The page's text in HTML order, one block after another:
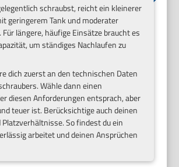
schraubst, reicht ein kleinerer
geringerem Tank und moderater
längere, häufige Einsätze braucht es
um ständiges Nachlaufen zu
dich zuerst an den technischen Daten
Wähle dann einen
diesen Anforderungen entsprach, aber
teuer ist. Berücksichtige auch deinen
So findest du ein
arbeitet und deinen Ansprüchen